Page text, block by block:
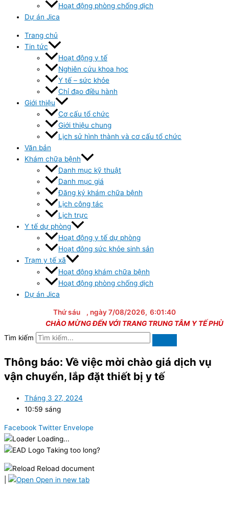
Hoạt động phòng chống dịch
Dự án Jica
Trang chủ
Tin tức
Hoạt động y tế
Nghiên cứu khoa học
Y tế – sức khỏe
Chỉ đạo điều hành
Giới thiệu
Cơ cấu tổ chức
Giới thiệu chung
Lịch sử hình thành và cơ cấu tổ chức
Văn bản
Khám chữa bệnh
Danh mục kỹ thuật
Danh mục giá
Đăng ký khám chữa bệnh
Lịch công tác
Lịch trực
Y tế dự phòng
Hoạt động y tế dự phòng
Hoạt đông sức khỏe sinh sản
Trạm y tế xã
Hoạt động khám chữa bệnh
Hoạt động phòng chống dịch
Dự án Jica
Thứ sáu , ngày 7/08/2026, 6:01:40
CHÀO MỪNG ĐẾN VỚI TRANG TRUNG TÂM Y TẾ PHÙ CÁT
Tìm kiếm
Thông báo: Về việc mời chào giá dịch vụ
vận chuyển, lắp đặt thiết bị y tế
Tháng 3 27, 2024
10:59 sáng
Facebook Twitter Envelope
Loading...
Taking too long?
Reload document
Open in new tab